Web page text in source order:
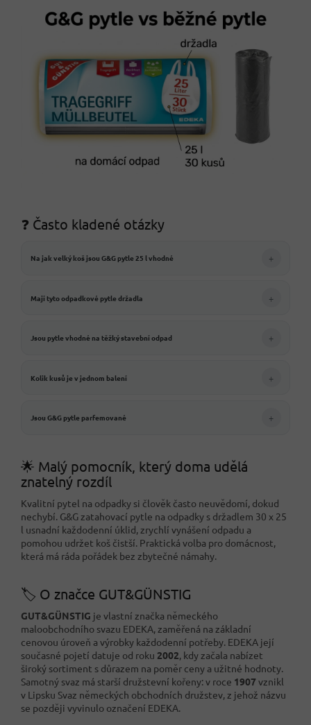
❓ Často kladené otázky
Na jak velký koš jsou G&G pytle 25 l vhodné +
Mají tyto odpadkové pytle držadla +
Jsou pytle vhodné na těžký stavební odpad +
Kolik kusů je v jednom balení +
Jsou G&G pytle parfemované +
🌟 Malý pomocník, který doma udělá
znatelný rozdíl
Kvalitní pytel na odpadky si člověk často neuvědomí, dokud
nechybí. G&G zatahovací pytle na odpadky s držadlem 30 x 25
l usnadní každodenní úklid, zrychlí vynášení odpadu a
pomohou udržet koš čistší. Praktická volba pro domácnost,
která má ráda pořádek bez zbytečné námahy.
🏷️ O značce GUT&GÜNSTIG
GUT&GÜNSTIG je vlastní značka německého
maloobchodního svazu EDEKA, zaměřená na základní
cenovou úroveň a výrobky každodenní potřeby. EDEKA její
současné pojetí datuje od roku 2002, kdy začala nabízet
široký sortiment s důrazem na poměr ceny a užitné hodnoty.
Samotný svaz má starší družstevní kořeny: v roce 1907vznikl
v Lipsku Svaz německých obchodních družstev, z jehož názvu
se později vyvinulo označení EDEKA.